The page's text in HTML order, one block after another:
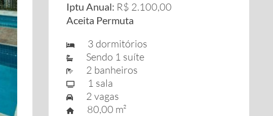
Iptu Anual: R$ 2.100,00
Aceita Permuta
3 dormitórios
Sendo 1 suíte
2 banheiros
1 sala
2 vagas
80,00 m²